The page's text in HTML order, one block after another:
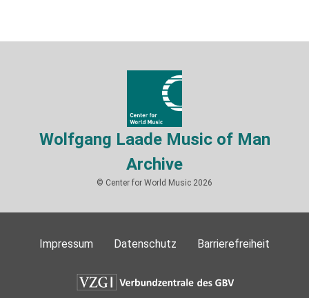
Wolfgang Laade Music of Man
Archive
© Center for World Music 2026
Impressum Datenschutz Barrierefreiheit